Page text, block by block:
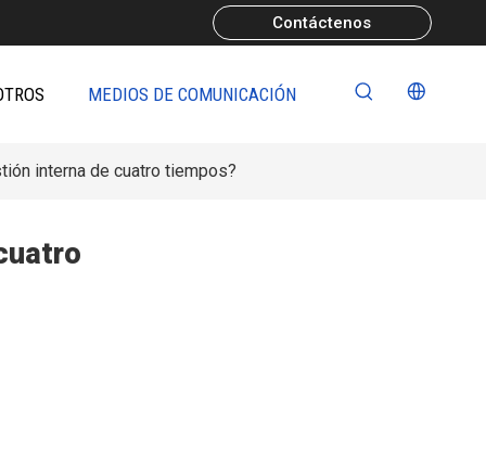
Contáctenos
MEDIOS DE COMUNICACIÓN
interna de cuatro tiempos?